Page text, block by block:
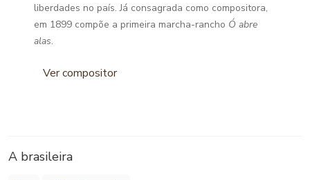
liberdades no país. Já consagrada como compositora,
em 1899 compõe a primeira marcha-rancho Ó abre
alas.
Ver compositor
A brasileira